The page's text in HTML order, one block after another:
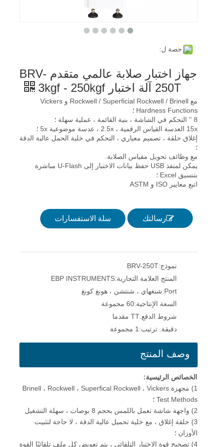
حصة ل:
جهاز اختبار صلابة عالمي متقدم BRV-
250T آلة اختبار 3kgf - 250kgf
مع Rockwell / Superficial Rockwell / Brinell و Vickers
Hardness Functions ؛
8 '' التحكم في الشاشة ، بنية القائمة ، عملية سهلة ؛
15x العدسة القياس الرقمية ، 2.5x ، عدسة موضوعية 5x ؛
إغلاق حلقة ، تصميم معياري ، التحكم في خلية الحمل عالية الدقة
؛
مع وظائف تحويل مقياس الصلابة.
يمكن لمنفذ USB حفظ بيانات الاختبار إلى U-Flash مباشرة
بتنسيق Excel ؛
اتبع معايير ISO و ASTM
رسالتك سلة الاستفسارات
نموذج:BRV-250T
المنتج العلامة التجارية:EBP INSTRUMENTS
Port: شنغهاي ، شنتشن ، هونغ كونغ
السعة الإنتاجية:60 مجموعة
شروط الدفع:TT مقدما
دقيقة. ترتيب: 1 مجموعة
وصف المنتج
الخصائص الرئيسية:
1) مجهزة Brinell ، Rockwell ، Superfical Rockwell ، Vickers
Test Methods ؛
2) واجهة شاشة تعمل باللمس بحجم 8 بوصات ، سهلة التشغيل
3) حلقة إغلاق ، مع خلية تحميل عالية الدقة ، لا حاجة لتثبيت
الأوزان ؛
4) تصحيح قوة الاختبار التلقائي ، يتم تعويض كل ملف تلقائيًا القوة